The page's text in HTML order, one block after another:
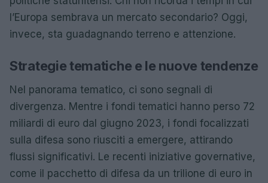
l’Europa sembrava un mercato secondario? Oggi,
invece, sta guadagnando terreno e attenzione.
Strategie tematiche e le nuove tendenze
Nel panorama tematico, ci sono segnali di
divergenza. Mentre i fondi tematici hanno perso 72
miliardi di euro dal giugno 2023, i fondi focalizzati
sulla difesa sono riusciti a emergere, attirando
flussi significativi. Le recenti iniziative governative,
come il pacchetto di difesa da un trilione di euro in